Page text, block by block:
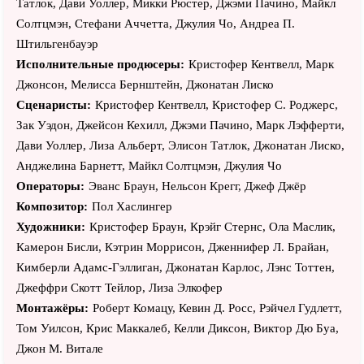
Элдер, Скотт Майкл Фостер, Стэйси Пассон, Терри
МакДонаф, Нгуен Ань Хыу, Том Уилсон, Ленни Джейкобсон,
Стивен Кодилл, Крис МакКалеб, Ли Армстронг, Джеффри
Скотт Тейлор, Джэй Хьюджули, Д.Б. Вудсайд, Дэвид Уилсон
Барнс, Майкл Мэй, Дэйн Родс, Роберт С. Тревилер, Хосе
Васкес, Рики Уэйн, Митч Икинс, Джона Сяо, Бретт Джентиле,
Джейк Пэлтроу, Джо Массинджилл, Мишель Дэвидсон, Мэгги
Элизабет Джонс, Патриша Френч, Леон Ламар, Кит Флиппен,
Майкл Хардинг, Шэрон Блэквуд, Кэти Нилэнд, Джим Глисон,
Джон М. Витале, Джошуа Брэйди, Мэтт Льюис, Роберт
Ларривьер, Джон Арчер Лунгрен, Джонатан Лиско, Эндрю
Массет, Неко Парем, Билл Стинчкомб, Рэйчел Харкер, Боб
Хартер, Шон Бари, Луанна Купер, Мэтт МакХью, Джон
Этвуд, Билл Келли, Дэн Чандлер, Уильям Дж. Харрисон,
Артур Вулдридж, Майкл Крайдер, Брайан Р. Норрис, Грег
Спролс, Брэд Эштен, Марк Лэфферти, Джои Нэппо, Майкл
Моррис, Барак Хардли, Кенни Альфонсо, Уитни Гойн, Эд
Татлок, Дави Уоллер, Микки Рюстер, Джэми Пачино, Майкл
Солтцмэн, Стефани Аччетта, Джулия Чо, Андреа П.
Штильгенбауэр
Исполнительные продюсеры: Кристофер Кентвелл, Марк
Джонсон, Мелисса Бернштейн, Джонатан Лиско
Сценаристы: Кристофер Кентвелл, Кристофер С. Роджерс,
Зак Уэдон, Джейсон Кехилл, Джэми Пачино, Марк Лэфферти,
Дави Уоллер, Лиза Альберт, Элисон Татлок, Джонатан Лиско,
Анджелина Барнетт, Майкл Солтцмэн, Джулия Чо
Операторы: Эванс Браун, Нельсон Крегг, Джеф Джёр
Композитор: Пол Хаслингер
Художники: Кристофер Браун, Крэйг Стернс, Ола Маслик,
Камерон Бисли, Кэтрин Моррисон, Дженнифер Л. Брайан,
Кимберли Адамс-Гэллиган, Джонатан Карлос, Лэнс Тоттен,
Джеффри Скотт Тейлор, Лиза Элкофер
Монтажёры: Роберт Комацу, Кевин Д. Росс, Рэйчел Гудлетт,
Том Уилсон, Крис Маккалеб, Келли Диксон, Виктор Дю Буа,
Джон М. Витале